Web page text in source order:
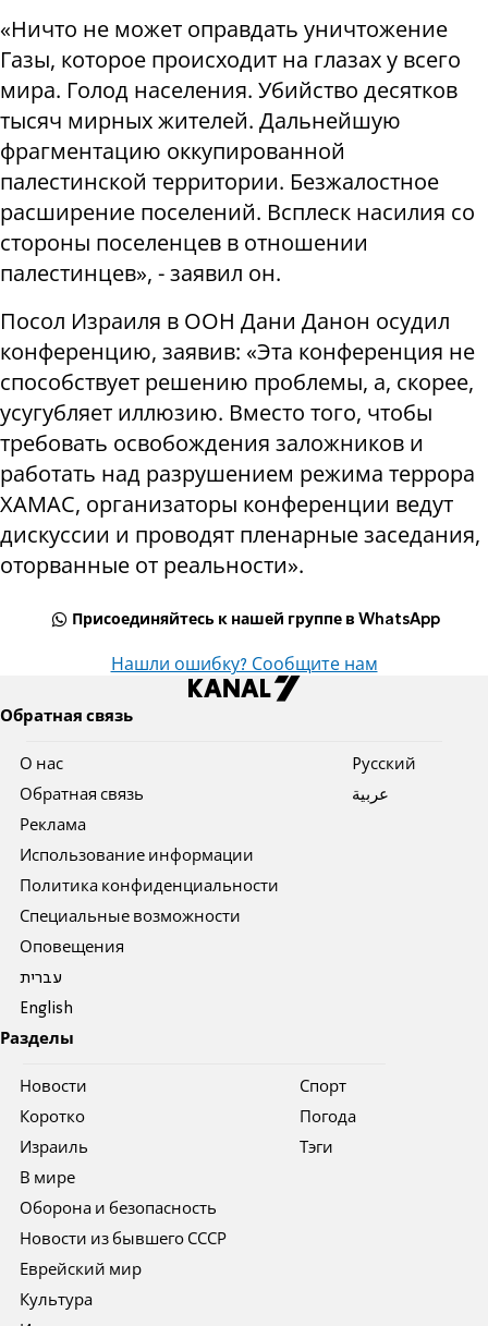
«Ничто не может оправдать уничтожение
Газы, которое происходит на глазах у всего
мира. Голод населения. Убийство десятков
тысяч мирных жителей. Дальнейшую
фрагментацию оккупированной
палестинской территории. Безжалостное
расширение поселений. Всплеск насилия со
стороны поселенцев в отношении
палестинцев», - заявил он.
Посол Израиля в ООН Дани Данон осудил
конференцию, заявив: «Эта конференция не
способствует решению проблемы, а, скорее,
усугубляет иллюзию. Вместо того, чтобы
требовать освобождения заложников и
работать над разрушением режима террора
ХАМАС, организаторы конференции ведут
дискуссии и проводят пленарные заседания,
оторванные от реальности».
Присоединяйтесь к нашей группе в WhatsApp
Нашли ошибку? Сообщите нам
Обратная связь
О нас
Обратная связь
Реклама
Использование информации
Политика конфиденциальности
Специальные возможности
Оповещения
עברית
English
Pусский
عربية
Разделы
Новости
Коротко
Израиль
В мире
Оборона и безопасность
Новости из бывшего СССР
Еврейский мир
Культура
Спорт
Погода
Тэги